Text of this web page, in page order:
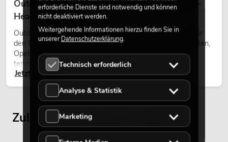
Outdoor Moving-Heads: Wetterfeste Moving-
Heads bei Events
Outdoor Moving-Heads sind bewegliche Scheinwerfer für
den Einsatz im Freien. Sie werden bei Festivals, Stadtfesten,
Open-Air-Konzerten, Architekturinszenierungen und
temporären Außeninstallationen eingesetzt.
Jetzt lesen
Zuletzt angesehene Artikel
erforderliche Dienste sind notwendig und können
nicht deaktiviert werden.
Weitergehende Informationen hierzu finden Sie in
unsererDatenschutzerklärung.
Technisch erforderlich
Analyse & Statistik
Marketing